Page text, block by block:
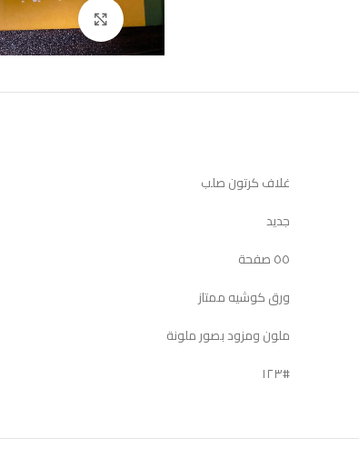
Click to enlarge
غلاف كرتون صلب
جديد
٥٥ صفحة
ورق كوشيه ممتاز
ملون ومزود بصور ملونة
#١٢٣